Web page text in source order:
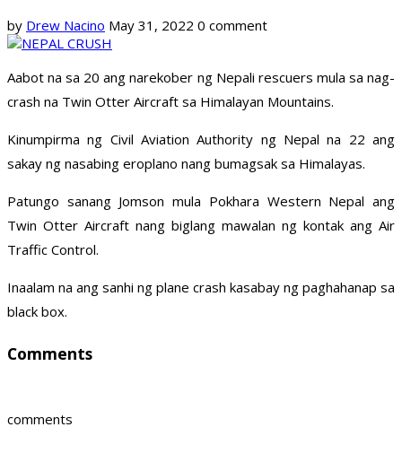
by Drew Nacino May 31, 2022 0 comment
Aabot na sa 20 ang narekober ng Nepali rescuers mula sa nag-
crash na Twin Otter Aircraft sa Himalayan Mountains.
Kinumpirma ng Civil Aviation Authority ng Nepal na 22 ang
sakay ng nasabing eroplano nang bumagsak sa Himalayas.
Patungo sanang Jomson mula Pokhara Western Nepal ang
Twin Otter Aircraft nang biglang mawalan ng kontak ang Air
Traffic Control.
Inaalam na ang sanhi ng plane crash kasabay ng paghahanap sa
black box.
Comments
comments